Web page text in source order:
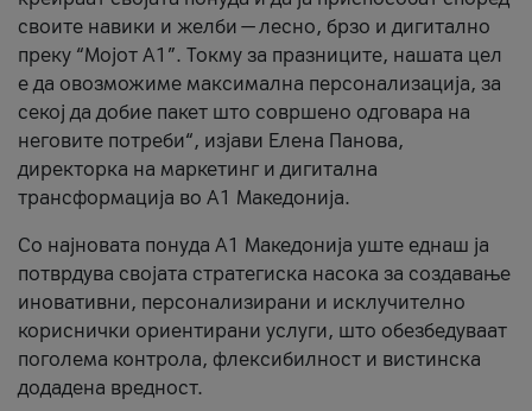
своите навики и желби — лесно, брзо и дигитално
преку “Мојот А1”. Токму за празниците, нашата цел
е да овозможиме максимална персонализација, за
секој да добие пакет што совршено одговара на
неговите потреби“, изјави Елена Панова,
директорка на маркетинг и дигитална
трансформација во А1 Македонија.
Со најновата понуда А1 Македонија уште еднаш ја
потврдува својата стратегиска насока за создавање
иновативни, персонализирани и исклучително
кориснички ориентирани услуги, што обезбедуваат
поголема контрола, флексибилност и вистинска
додадена вредност.